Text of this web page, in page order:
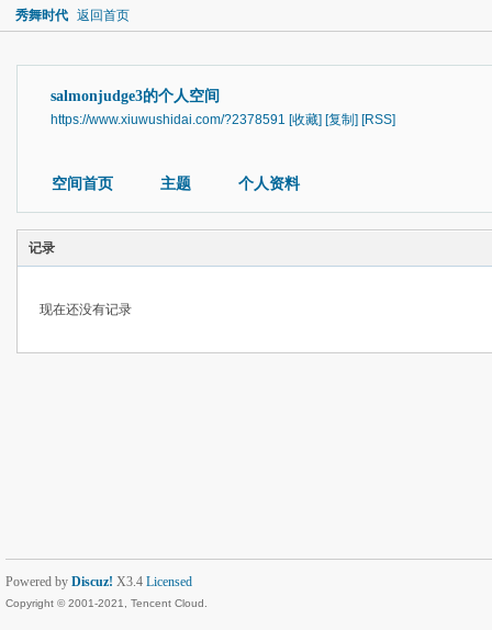
秀舞时代 返回首页
salmonjudge3的个人空间
https://www.xiuwushidai.com/?2378591 [收藏] [复制] [RSS]
空间首页 主题 个人资料
记录
现在还没有记录
Powered by Discuz! X3.4 Licensed
Copyright © 2001-2021, Tencent Cloud.